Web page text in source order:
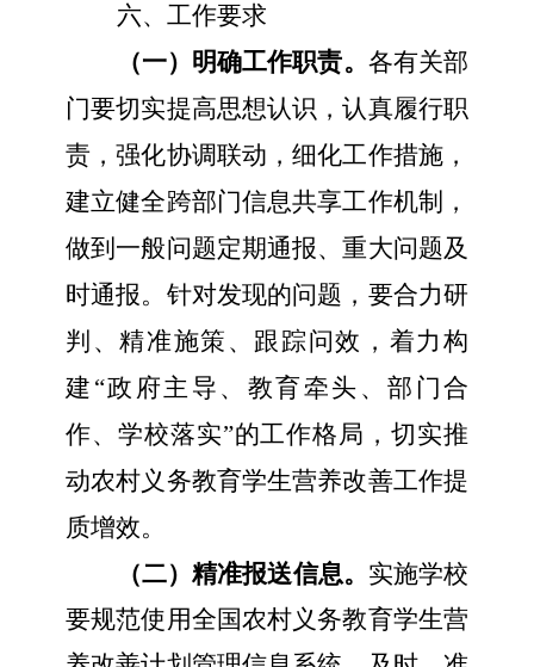
六、工作要求
（一）明确工作职责。 各有关部
门要切实提高思想认识，认真履行职
责，强化协调联动，细化工作措施，
建立健全跨部门信息共享工作机制，
做到一般问题定期通报、重大问题及
时通报。针对发现的问题，要合力研
判、精准施策、跟踪问效，着力构
建“政府主导、教育牵头、部门合
作、学校落实”的工作格局，切实推
动农村义务教育学生营养改善工作提
质增效。
（二）精准报送信息。 实施学校
要规范使用全国农村义务教育学生营